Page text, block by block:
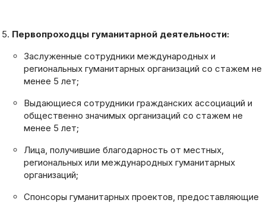
Первопроходцы гуманитарной деятельности:
Заслуженные сотрудники международных и
региональных гуманитарных организаций со стажем не
менее 5 лет;
Выдающиеся сотрудники гражданских ассоциаций и
общественно значимых организаций со стажем не
менее 5 лет;
Лица, получившие благодарность от местных,
региональных или международных гуманитарных
организаций;
Спонсоры гуманитарных проектов, предоставляющие